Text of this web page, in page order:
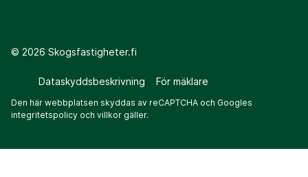
© 2026 Skogsfastigheter.fi
Dataskyddsbeskrivning För mäklare
Den här webbplatsen skyddas av reCAPTCHA och Googles
integritetspolicy och villkor gäller.